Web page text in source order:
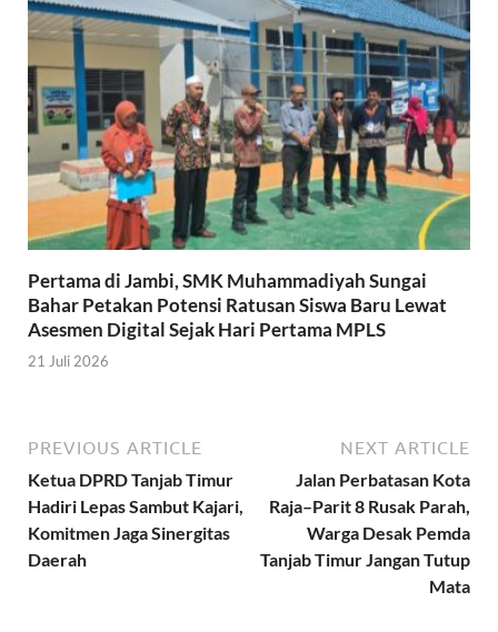
Pertama di Jambi, SMK Muhammadiyah Sungai
Bahar Petakan Potensi Ratusan Siswa Baru Lewat
Asesmen Digital Sejak Hari Pertama MPLS
21 Juli 2026
PREVIOUS ARTICLE
Ketua DPRD Tanjab Timur
Hadiri Lepas Sambut Kajari,
Komitmen Jaga Sinergitas
Daerah
NEXT ARTICLE
Jalan Perbatasan Kota
Raja–Parit 8 Rusak Parah,
Warga Desak Pemda
Tanjab Timur Jangan Tutup
Mata